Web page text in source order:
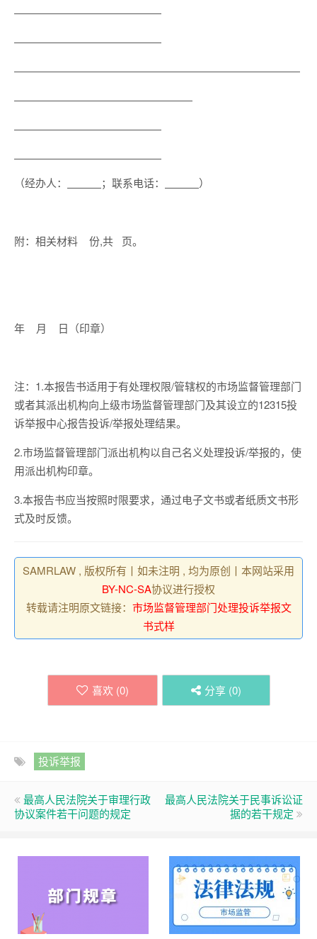
（经办人： ；联系电话： ）
附：相关材料 份,共 页。
年 月 日（印章）
注：1.本报告书适用于有处理权限/管辖权的市场监督管理部门
或者其派出机构向上级市场监督管理部门及其设立的12315投
诉举报中心报告投诉/举报处理结果。
2.市场监督管理部门派出机构以自己名义处理投诉/举报的，使
用派出机构印章。
3.本报告书应当按照时限要求，通过电子文书或者纸质文书形
式及时反馈。
SAMRLAW , 版权所有丨如未注明 , 均为原创丨本网站采用
BY-NC-SA协议进行授权
转载请注明原文链接： 市场监督管理部门处理投诉举报文
书式样
喜欢 (0) 分享 (0)
投诉举报
最高人民法院关于审理行政
协议案件若干问题的规定
最高人民法院关于民事诉讼证
据的若干规定